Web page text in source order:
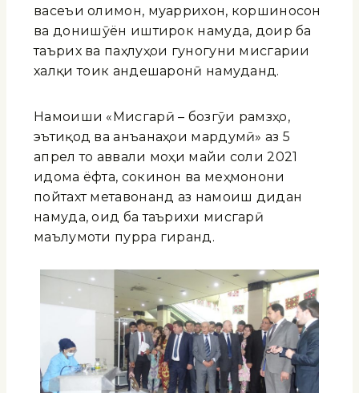
васеъи олимон, муаррихон, коршиносон
ва донишҷӯён иштирок намуда, доир ба
таърих ва паҳлуҳои гуногуни мисгарии
халқи тоҷик андешаронӣ намуданд.
Намоиши «Мисгарӣ – бозгӯи рамзҳо,
эътиқод ва анъанаҳои мардумӣ» аз 5
апрел то аввали моҳи майи соли 2021
идома ёфта, сокинон ва меҳмонони
пойтахт метавонанд аз намоиш дидан
намуда, оид ба таърихи мисгарӣ
маълумоти пурра гиранд.